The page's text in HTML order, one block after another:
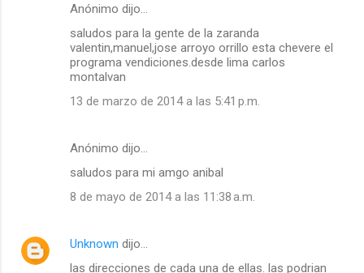
Anónimo dijo…
saludos para la gente de la zaranda
valentin,manuel,jose arroyo orrillo esta chevere el
programa vendiciones.desde lima carlos
montalvan
13 de marzo de 2014 a las 5:41 p.m.
Anónimo dijo…
saludos para mi amgo anibal
8 de mayo de 2014 a las 11:38 a.m.
Unknown dijo…
las direcciones de cada una de ellas. las podrian